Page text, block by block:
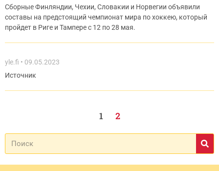
Сборные Финляндии, Чехии, Словакии и Норвегии объявили
составы на предстоящий чемпионат мира по хоккею, который
пройдет в Риге и Тампере с 12 по 28 мая.
yle.fi
09.05.2023
Источник
1 2